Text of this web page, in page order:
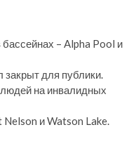
– Alpha Pool и
для публики.
на инвалидных
и Watson Lake.